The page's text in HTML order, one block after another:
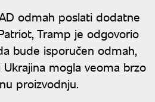
odmah poslati dodatne
Tramp je odgovorio
bude isporučen odmah,
mogla veoma brzo
proizvodnju.